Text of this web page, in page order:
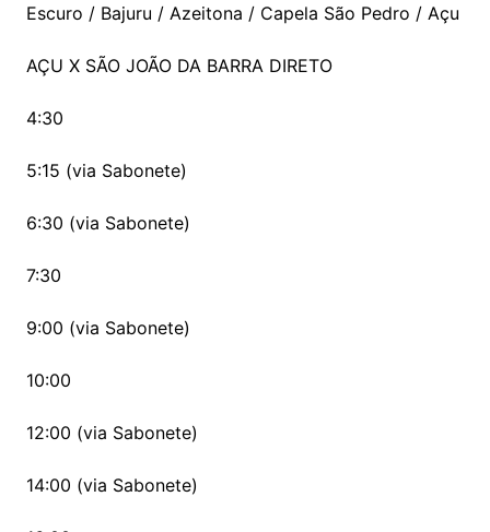
Escuro / Bajuru / Azeitona / Capela São Pedro / Açu
AÇU X SÃO JOÃO DA BARRA DIRETO
4:30
5:15 (via Sabonete)
6:30 (via Sabonete)
7:30
9:00 (via Sabonete)
10:00
12:00 (via Sabonete)
14:00 (via Sabonete)